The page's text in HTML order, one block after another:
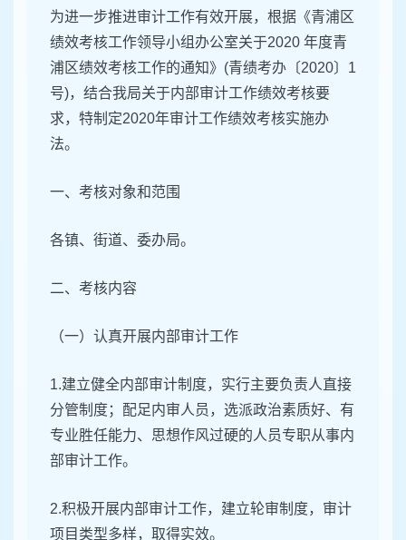
为进一步推进审计工作有效开展，根据《青浦区
绩效考核工作领导小组办公室关于2020 年度青
浦区绩效考核工作的通知》(青绩考办〔2020〕1
号)，结合我局关于内部审计工作绩效考核要
求，特制定2020年审计工作绩效考核实施办
法。
一、考核对象和范围
各镇、街道、委办局。
二、考核内容
（一）认真开展内部审计工作
1.建立健全内部审计制度，实行主要负责人直接
分管制度；配足内审人员，选派政治素质好、有
专业胜任能力、思想作风过硬的人员专职从事内
部审计工作。
2.积极开展内部审计工作，建立轮审制度，审计
项目类型多样，取得实效。